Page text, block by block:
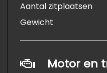
Aantal zitplaatsen
Gewicht
Motor en